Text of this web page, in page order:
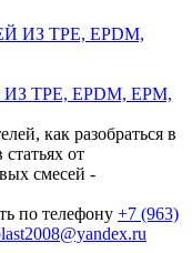
EPDM, EPM,
как разобраться в
от
смесей -
по телефону +7 (963)